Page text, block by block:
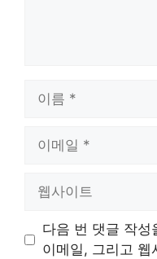
트
다음 번 댓글 작성
이메일, 그리고 웹